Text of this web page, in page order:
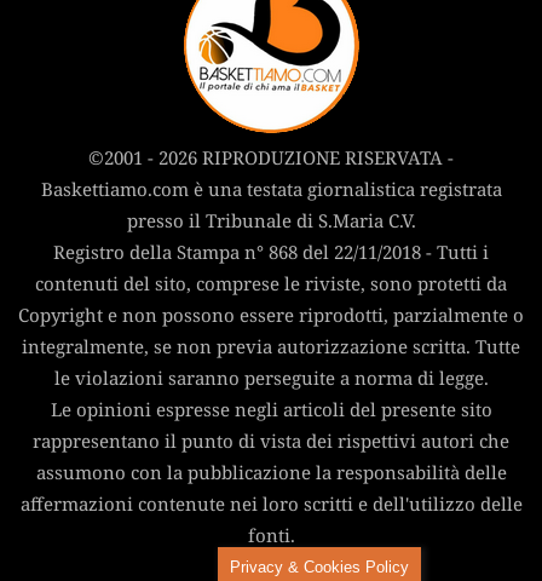
©2001 - 2026 RIPRODUZIONE RISERVATA -
Baskettiamo.com è una testata giornalistica registrata
presso il Tribunale di S.Maria C.V.
Registro della Stampa n° 868 del 22/11/2018 - Tutti i
contenuti del sito, comprese le riviste, sono protetti da
Copyright e non possono essere riprodotti, parzialmente o
integralmente, se non previa autorizzazione scritta. Tutte
le violazioni saranno perseguite a norma di legge.
Le opinioni espresse negli articoli del presente sito
rappresentano il punto di vista dei rispettivi autori che
assumono con la pubblicazione la responsabilità delle
affermazioni contenute nei loro scritti e dell'utilizzo delle
fonti.
Privacy & Cookies Policy